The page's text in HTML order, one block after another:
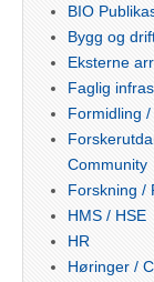
BIO
Bygg og
Eksterne
Faglig
Formidling
Community
Forskning /
HMS / HSE
HR
Høringer /